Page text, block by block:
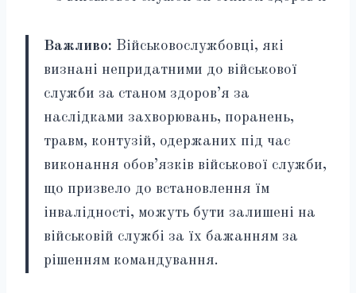
Важливо: Військовослужбовці, які
визнані непридатними до військової
служби за станом здоров’я за
наслідками захворювань, поранень,
травм, контузій, одержаних під час
виконання обов’язків військової служби,
що призвело до встановлення їм
інвалідності, можуть бути залишені на
військовій службі за їх бажанням за
рішенням командування.